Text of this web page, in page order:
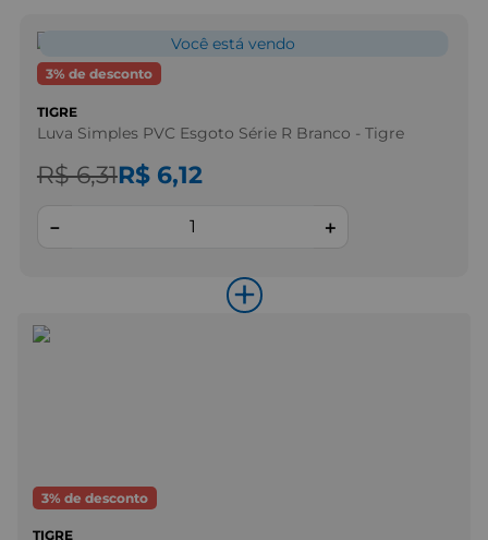
Você está vendo
3% de desconto
TIGRE
Luva Simples PVC Esgoto Série R Branco - Tigre
R$ 6,12
R$ 6,31
＋
－
+
3% de desconto
TIGRE